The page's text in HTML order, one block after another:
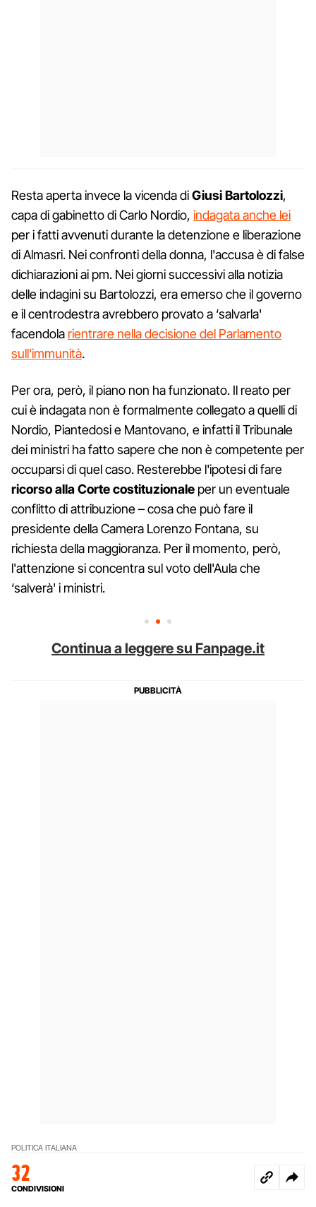
Resta aperta invece la vicenda diGiusi Bartolozzi,
capa di gabinetto di Carlo Nordio, indagata anche lei
per i fatti avvenuti durante la detenzione e liberazione
di Almasri. Nei confronti della donna, l'accusa è di false
dichiarazioni ai pm. Nei giorni successivi alla notizia
delle indagini su Bartolozzi, era emerso che il governo
e il centrodestra avrebbero provato a ‘salvarla'
facendola rientrare nella decisione del Parlamento
sull'immunità.
Per ora, però, il piano non ha funzionato. Il reato per
cui è indagata non è formalmente collegato a quelli di
Nordio, Piantedosi e Mantovano, e infatti il Tribunale
dei ministri ha fatto sapere che non è competente per
occuparsi di quel caso. Resterebbe l'ipotesi di fare
ricorso alla Corte costituzionale per un eventuale
conflitto di attribuzione – cosa che può fare il
presidente della Camera Lorenzo Fontana, su
richiesta della maggioranza. Per il momento, però,
l'attenzione si concentra sul voto dell'Aula che
‘salverà' i ministri.
Continua a leggere su Fanpage.it
POLITICA ITALIANA
32
CONDIVISIONI